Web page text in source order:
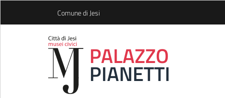
Skip to Main ContentComune di Jesi
PALAZZO
PIANETTI